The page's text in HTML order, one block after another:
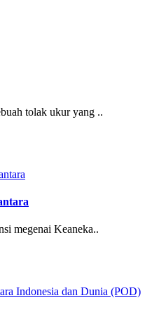
tolak ukur yang ..
megenai Keaneka..